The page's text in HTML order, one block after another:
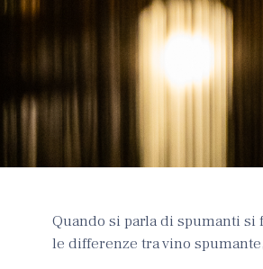
Quando si parla di spumanti si
le differenze tra vino